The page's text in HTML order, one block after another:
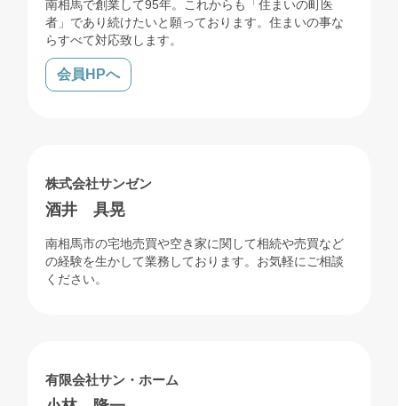
南相馬で創業して95年。これからも「住まいの町医
者」であり続けたいと願っております。住まいの事な
らすべて対応致します。
会員HPへ
売買 賃貸 リフォーム
株式会社サンゼン
酒井 具晃
南相馬市の宅地売買や空き家に関して相続や売買など
の経験を生かして業務しております。お気軽にご相談
ください。
売買 賃貸 リフォーム
有限会社サン・ホーム